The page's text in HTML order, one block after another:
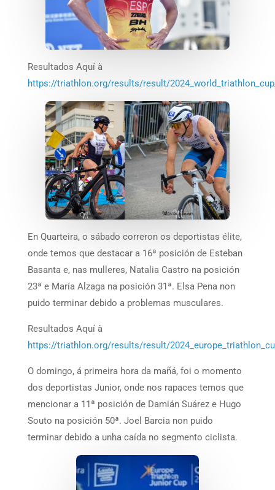
Resultados Aquí à
https://triathlon.org/results/result/
En Quarteira, o sábado correron os deportistas élite,
onde temos que destacar a 16ª posición de Esteban
Basanta e, nas mulleres, Natalia Castro na posición
23ª e María Alzaga na posición 31ª. Elsa Pena non
puido terminar debido a problemas musculares.
Resultados Aquí à
https://triathlon.org/results/result/
O domingo, á primeira hora da mañá, foi o momento
dos deportistas Junior, onde nos rapaces temos que
mencionar a 11ª posición de Damián Suárez e Hugo
Souto na posición 50ª. Joel Barcia non puido
terminar debido a unha caída no segmento ciclista.